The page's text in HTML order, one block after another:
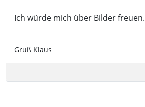
Ich würde mich über Bilder freuen.
Gruß Klaus